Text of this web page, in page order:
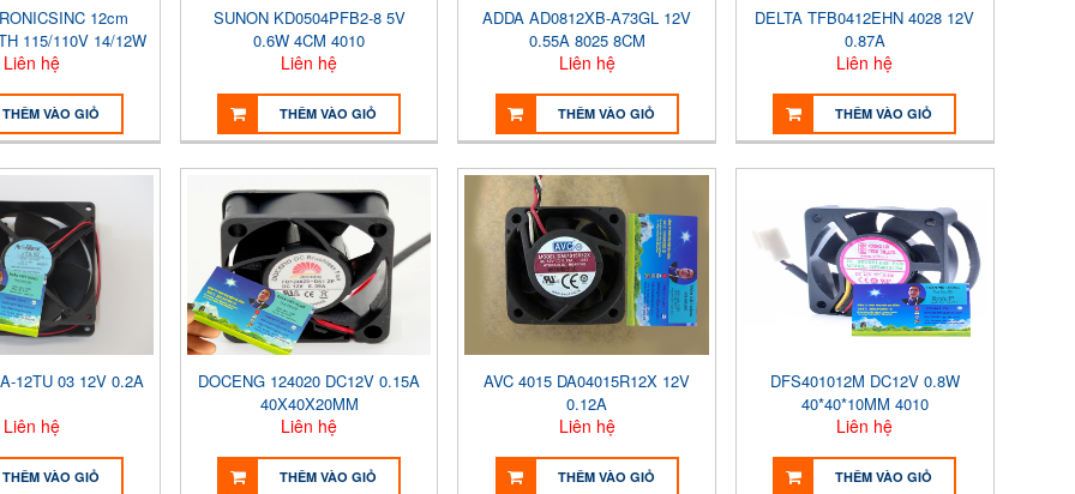
12cm
115/110V 14/12W
Liên hệ
THÊM VÀO GIỎ
SUNON KD0504PFB2-8 5V
0.6W 4CM 4010
Liên hệ
THÊM VÀO GIỎ
ADDA AD0812XB-A73GL 12V
0.55A 8025 8CM
Liên hệ
THÊM VÀO GIỎ
DELTA TFB0412EHN 4028 12V
0.87A
Liên hệ
THÊM VÀO GIỎ
12TU 03 12V 0.2A
Liên hệ
THÊM VÀO GIỎ
DOCENG 124020 DC12V 0.15A
40X40X20MM
Liên hệ
THÊM VÀO GIỎ
AVC 4015 DA04015R12X 12V
0.12A
Liên hệ
THÊM VÀO GIỎ
DFS401012M DC12V 0.8W
40*40*10MM 4010
Liên hệ
THÊM VÀO GIỎ